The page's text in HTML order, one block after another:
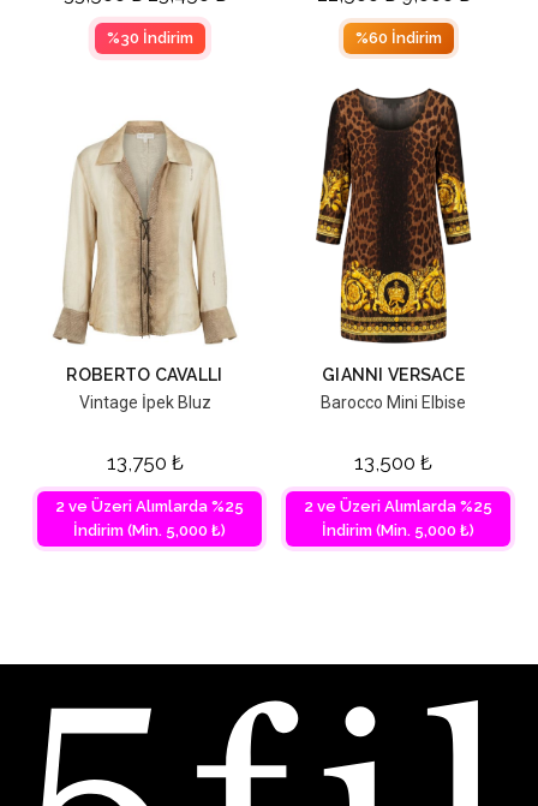
%30 İndirim %60 İndirim
ROBERTO CAVALLI
Vintage İpek Bluz
13,750 ₺
2 ve Üzeri Alımlarda %25
İndirim (Min. 5,000 ₺)
GIANNI VERSACE
Barocco Mini Elbise
13,500 ₺
2 ve Üzeri Alımlarda %25
İndirim (Min. 5,000 ₺)